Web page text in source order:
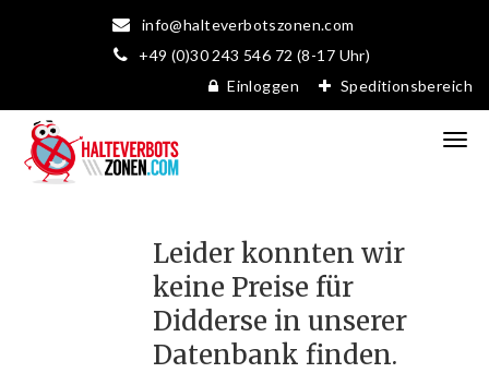
info@halteverbotszonen.com
+49 (0)30 243 546 72 (8-17 Uhr)
Einloggen
Speditionsbereich
Leider konnten wir
keine Preise für
Didderse in unserer
Datenbank finden.